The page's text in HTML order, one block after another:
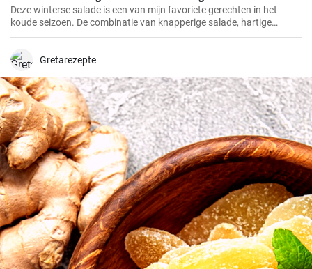
Deze winterse salade is een van mijn favoriete gerechten in het
koude seizoen. De combinatie van knapperige salade, hartige
geitenkaas en knapperig geroosterde noten biedt niet alleen een
Ik heb dit recept al zo vaak gemaakt voor mijn familie en vrienden en
Gretarezepte